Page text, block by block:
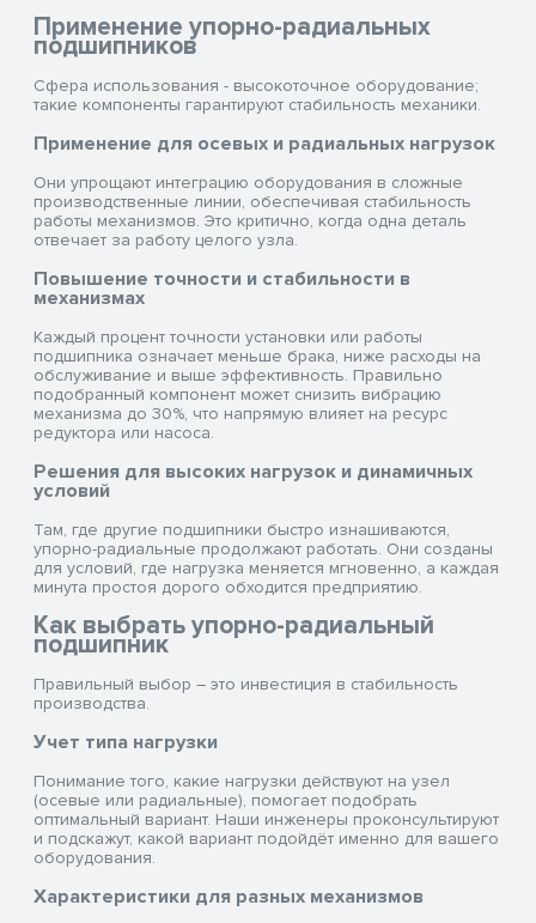
Применение упорно-радиальных
подшипников
Сфера использования - высокоточное оборудование;
такие компоненты гарантируют стабильность механики.
Применение для осевых и радиальных нагрузок
Они упрощают интеграцию оборудования в сложные
производственные линии, обеспечивая стабильность
работы механизмов. Это критично, когда одна деталь
отвечает за работу целого узла.
Повышение точности и стабильности в
механизмах
Каждый процент точности установки или работы
подшипника означает меньше брака, ниже расходы на
обслуживание и выше эффективность. Правильно
подобранный компонент может снизить вибрацию
механизма до 30%, что напрямую влияет на ресурс
редуктора или насоса.
Решения для высоких нагрузок и динамичных
условий
Там, где другие подшипники быстро изнашиваются,
упорно-радиальные продолжают работать. Они созданы
для условий, где нагрузка меняется мгновенно, а каждая
минута простоя дорого обходится предприятию.
Как выбрать упорно-радиальный
подшипник
Правильный выбор – это инвестиция в стабильность
производства.
Учет типа нагрузки
Понимание того, какие нагрузки действуют на узел
(осевые или радиальные), помогает подобрать
оптимальный вариант. Наши инженеры проконсультируют
и подскажут, какой вариант подойдёт именно для вашего
оборудования.
Характеристики для разных механизмов